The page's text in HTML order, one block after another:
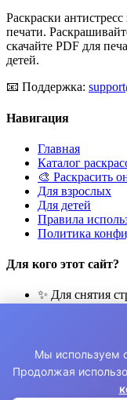
Раскраски
печати.
скачайте PDF для
детей.
📧 Поддержка:
Навигация
Главная
Каталог
🎨 Раскрасить
Для взрослых
Для детей
Правила
Политика
Для кого этот сайт?
✨ Для снятия
🧘 Для
👨‍👩‍👧‍👦 Для
© 2026 Раскраски
⚠️ Все раскраски для
Мы используем
Продолжая